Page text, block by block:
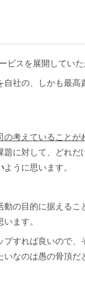
スを展開していた
社の、しかも最
の考えていることが
に対して、どれ
ように思います。
の目的に据える
ます。
プすれば良いので
なのは愚の骨頂だ